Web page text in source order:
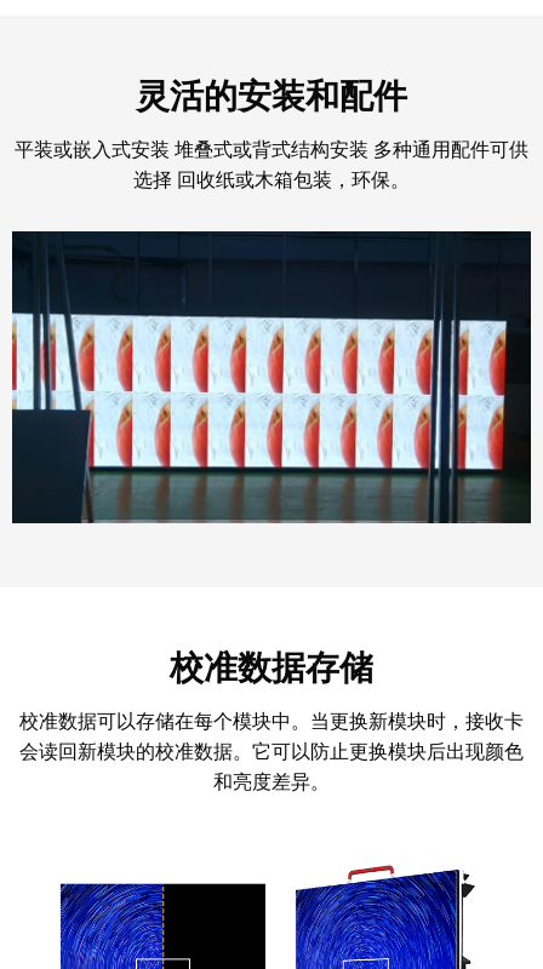
灵活的安装和配件
平装或嵌入式安装 堆叠式或背式结构安装 多种通用配件可供
选择 回收纸或木箱包装，环保。
校准数据存储
校准数据可以存储在每个模块中。当更换新模块时，接收卡
会读回新模块的校准数据。它可以防止更换模块后出现颜色
和亮度差异。